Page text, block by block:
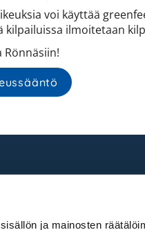
ja mainosten
voi käyttää
kilpailuissa ilmoitetaan
Rönnäsiin!